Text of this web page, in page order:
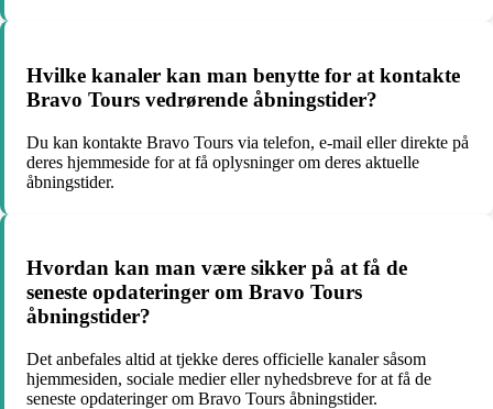
Hvilke kanaler kan man benytte for at kontakte
Bravo Tours vedrørende åbningstider?
Du kan kontakte Bravo Tours via telefon, e-mail eller direkte på
deres hjemmeside for at få oplysninger om deres aktuelle
åbningstider.
Hvordan kan man være sikker på at få de
seneste opdateringer om Bravo Tours
åbningstider?
Det anbefales altid at tjekke deres officielle kanaler såsom
hjemmesiden, sociale medier eller nyhedsbreve for at få de
seneste opdateringer om Bravo Tours åbningstider.